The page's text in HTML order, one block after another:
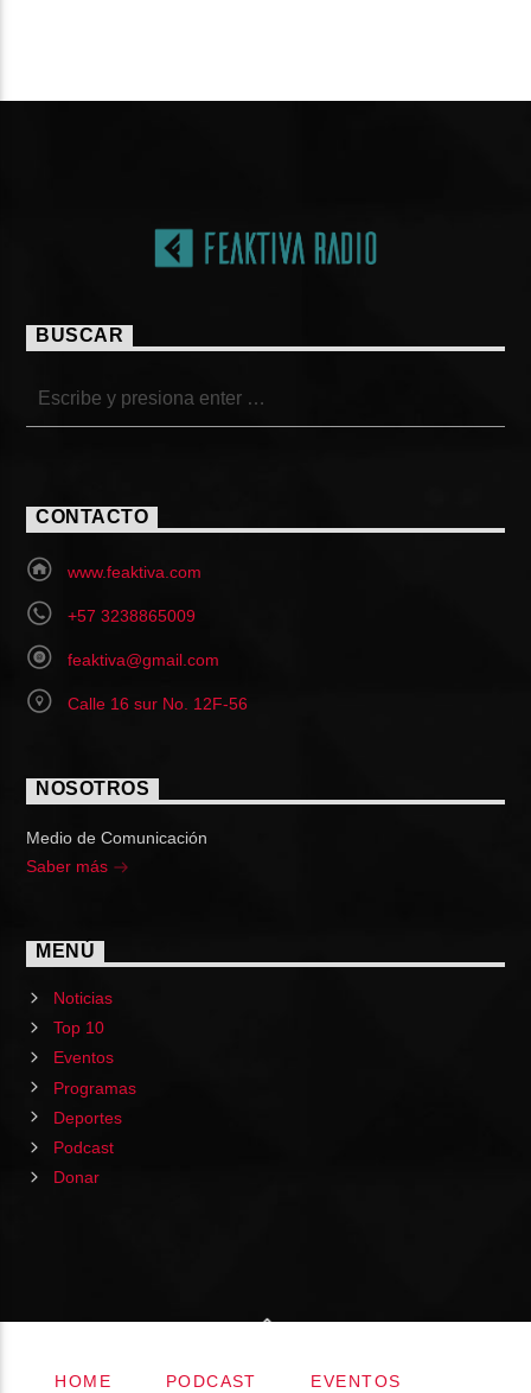
BUSCAR
CONTACTO
www.feaktiva.com
+57 3238865009
feaktiva@gmail.com
Calle 16 sur No. 12F-56
NOSOTROS
Medio de Comunicación
Saber más
MENÚ
Noticias
Top 10
Eventos
Programas
Deportes
Podcast
Donar
HOME PODCAST EVENTOS